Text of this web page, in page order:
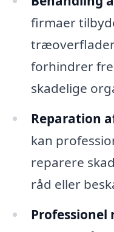
firmaer
forhindrer
skadelige
Reparation
kan
reparere
råd eller
Professionel